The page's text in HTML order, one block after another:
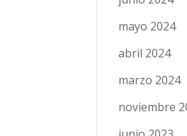
mayo 2024
abril 2024
marzo 2024
noviembre